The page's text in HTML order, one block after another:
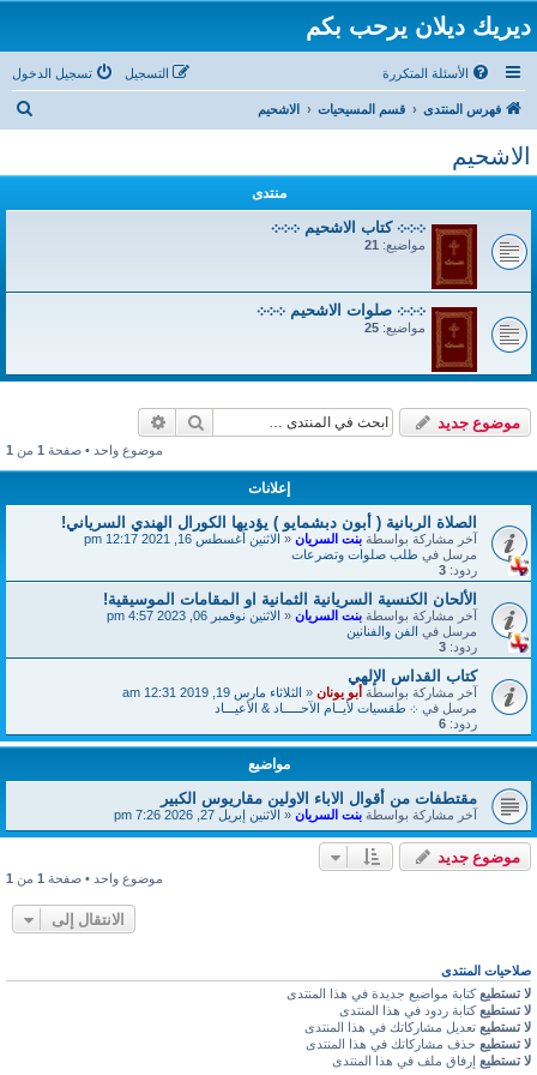
ديريك ديلان يرحب بكم
الأسئلة المتكررة تسجيل الدخول التسجيل
فهرس المنتدى قسم المسيحيات الاشحيم
الاشحيم
منتدى
܀܀܀ كتاب الاشحيم ܀܀܀
مواضيع: 21
܀܀܀ صلوات الاشحيم ܀܀܀
مواضيع: 25
موضوع جديد بحث
موضوع واحد • صفحة 1 من 1
إعلانات
الصلاة الربانية ( أبون دبشمايو ) يؤديها الكورال الهندي السرياني!
آخر مشاركة بواسطة بنت السريان « الاثنين أغسطس 16, 2021 12:17 pm
مرسل في طلب صلوات وتضرعات
ردود: 3
الألحان الكنسية السريانية الثمانية او المقامات الموسيقية!
آخر مشاركة بواسطة بنت السريان « الاثنين نوفمبر 06, 2023 4:57 pm
مرسل في الفن والفنانين
ردود: 3
كتاب القداس الإلهي
آخر مشاركة بواسطة أبو يونان « الثلاثاء مارس 19, 2019 12:31 am
مرسل في ܀ طقسيات لأيــام الآحـــــاد & الأعيـــاد
ردود: 6
مواضيع
مقتطفات من أقوال الاباء الاولين مقاريوس الكبير
آخر مشاركة بواسطة بنت السريان « الاثنين إبريل 27, 2026 7:26 pm
موضوع جديد
موضوع واحد • صفحة 1 من 1
الانتقال إلى
صلاحيات المنتدى
لا تستطيع كتابة مواضيع جديدة في هذا المنتدى
لا تستطيع كتابة ردود في هذا المنتدى
لا تستطيع تعديل مشاركاتك في هذا المنتدى
لا تستطيع حذف مشاركاتك في هذا المنتدى
لا تستطيع إرفاق ملف في هذا المنتدى